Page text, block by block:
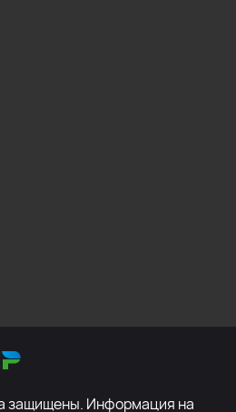
защищены. Информация на